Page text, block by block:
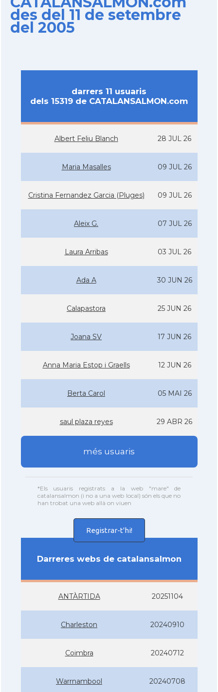
des del 11 de setembre
del 2005
darrers 11 usuaris
dels 15319 de CATALANSALMON.com
Albert Feliu Blanch 28 JUL 26
Maria Masalles 09 JUL 26
Cristina Fernandez Garcia (Pluges) 09 JUL 26
Aleix G. 07 JUL 26
Laura Arribas 03 JUL 26
Ada A 30 JUN 26
Calapastora 25 JUN 26
Joana SV 17 JUN 26
Anna Maria Estop i Graells 12 JUN 26
Berta Carol 05 MAI 26
saul plaza reyes 29 ABR 26
més usuaris
*Els usuaris registrats a la web "mare" de
catalansalmon (i no a una web local) són els que no
han trobat una web allà on viuen
Registrar-t'hi!
Darreres webs de catalansalmon
ANTÀRTIDA 20251104
Charleston 20240910
Coimbra 20240712
Warrnambool 20240708